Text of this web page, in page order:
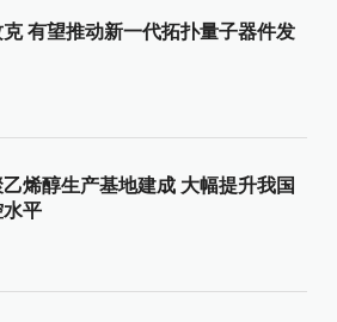
有望推动新一代拓扑量子器件发
烯醇生产基地建成 大幅提升我国
平